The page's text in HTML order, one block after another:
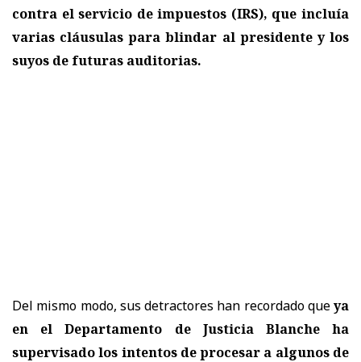
contra el servicio de impuestos (IRS), que incluía
varias cláusulas para blindar al presidente y los
suyos de futuras auditorias.
Del mismo modo, sus detractores han recordado queya
en el Departamento de Justicia Blanche ha
supervisado los intentos de procesar a algunos de